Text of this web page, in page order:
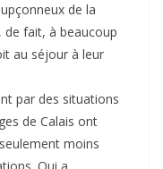
de la
de fait, à beaucoup
au séjour à leur
par des situations
de Calais ont
moins